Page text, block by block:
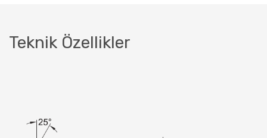
Teknik Özellikler